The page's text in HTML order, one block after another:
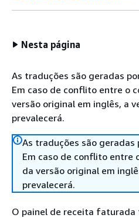
Nesta página
As traduções são geradas
Em caso de conflito entre o
versão original em inglês, a
prevalecerá.
As traduções são
Em caso de conflito entre
da versão original em
prevalecerá.
O painel de receita